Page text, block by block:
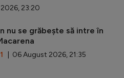
23:20
nu se grăbește să intre în
| 06 August 2026, 21:35